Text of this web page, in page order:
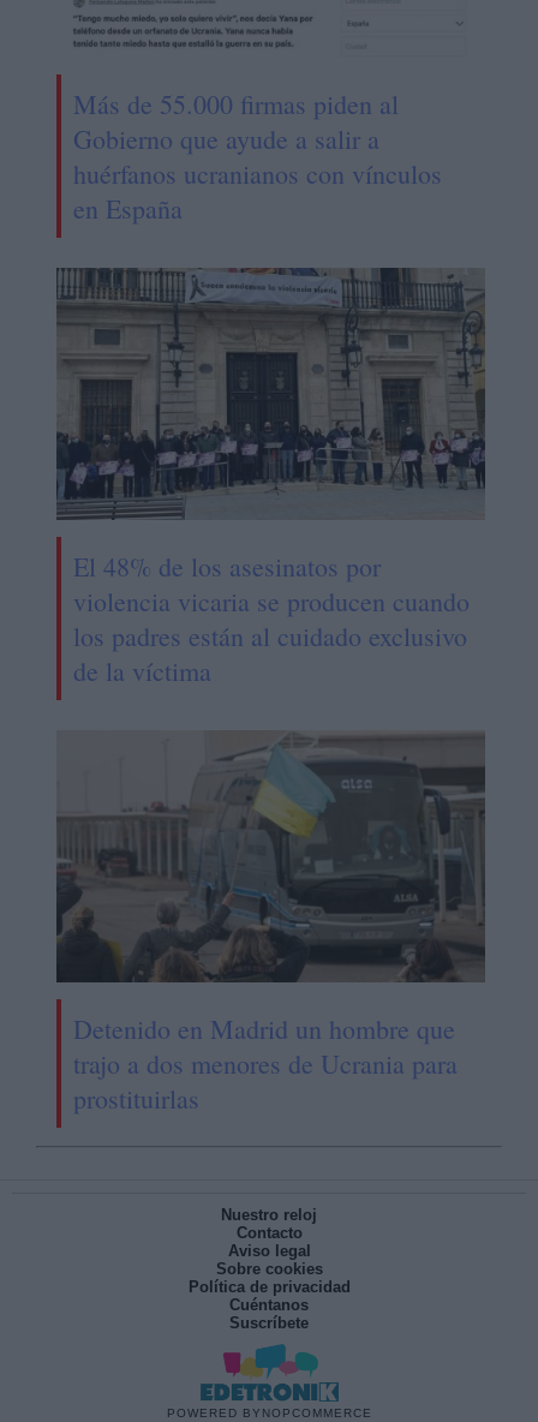
Más de 55.000 firmas piden al
Gobierno que ayude a salir a
huérfanos ucranianos con vínculos
en España
El 48% de los asesinatos por
violencia vicaria se producen cuando
los padres están al cuidado exclusivo
de la víctima
Detenido en Madrid un hombre que
trajo a dos menores de Ucrania para
prostituirlas
Nuestro reloj
Contacto
Aviso legal
Sobre cookies
Política de privacidad
Cuéntanos
Suscríbete
POWERED BY NOPCOMMERCE